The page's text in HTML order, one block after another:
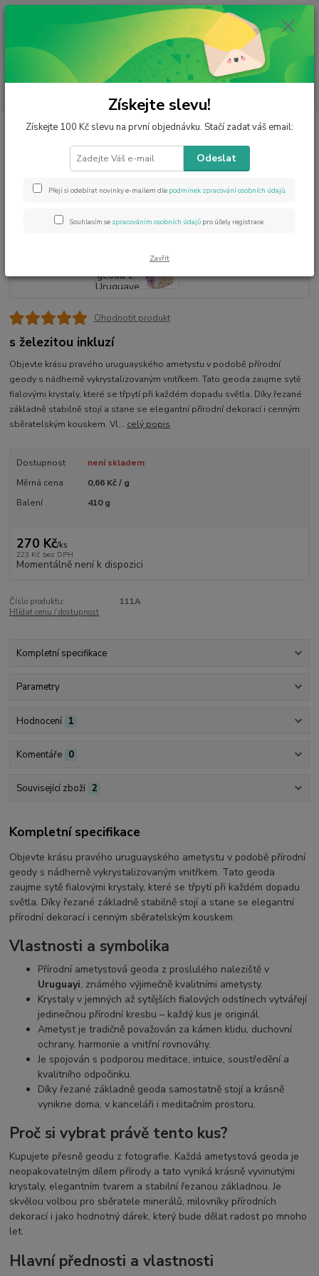
ks
0 Kč
Úvod Minerály od A do Z Ametyst
Ametystová geoda z Uruguaye 410
Ametystová geoda z Uruguaye
410 g – přírodní kámen
Ohodnotit produkt
s železitou inkluzí
Objevte krásu pravého uruguayského ametystu v podobě přírodní
geody s nádherně vykrystalizovaným vnitřkem. Tato geoda zaujme sytě
fialovými krystaly, které se třpytí při každém dopadu světla. Díky řezané
základně stabilně stojí a stane se elegantní přírodní dekorací i cenným
sběratelským kouskem. Vl... celý popis
Dostupnost
není skladem
Měrná cena
0,66 Kč / g
Balení
410 g
270 Kč/ks
223 Kč bez DPH
Momentálně není k dispozici
Číslo produktu:
111A
Hlídat cenu / dostupnost
Kompletní specifikace
Parametry
Hodnocení 1
Komentáře 0
Související zboží 2
Kompletní specifikace
Objevte krásu pravého uruguayského ametystu v podobě přírodní
geody s nádherně vykrystalizovaným vnitřkem. Tato geoda
zaujme sytě fialovými krystaly, které se třpytí při každém dopadu
světla. Díky řezané základně stabilně stojí a stane se elegantní
přírodní dekorací i cenným sběratelským kouskem.
Vlastnosti a symbolika
Přírodní ametystová geoda z proslulého naleziště v
Uruguayi, známého výjimečně kvalitními ametysty.
Krystaly v jemných až sytějších fialových odstínech vytvářejí
jedinečnou přírodní kresbu – každý kus je originál.
Ametyst je tradičně považován za kámen klidu, duchovní
ochrany, harmonie a vnitřní rovnováhy.
Je spojován s podporou meditace, intuice, soustředění a
kvalitního odpočinku.
Díky řezané základně geoda samostatně stojí a krásně
vynikne doma, v kanceláři i meditačním prostoru.
Proč si vybrat právě tento kus?
Kupujete přesně geodu z fotografie. Každá ametystová geoda je
neopakovatelným dílem přírody a tato vyniká krásně vyvinutými
krystaly, elegantním tvarem a stabilní řezanou základnou. Je
skvělou volbou pro sběratele minerálů, milovníky přírodních
dekorací i jako hodnotný dárek, který bude dělat radost po mnoho
let.
Hlavní přednosti a vlastnosti
Získejte slevu!
Získejte 100 Kč slevu na první objednávku. Stačí zadat váš email:
Odeslat
Přeji si odebírat novinky e-mailem dle podmínek zpracování osobních údajů.
Souhlasím se zpracováním osobních údajů pro účely registrace.
Zavřít